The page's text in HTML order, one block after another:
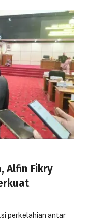
Alfin Fikry
perkelahian antar